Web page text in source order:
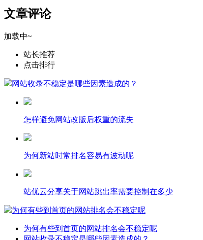
文章评论
加载中~
站长推荐
点击排行
网站收录不稳定是哪些因素造成的？
怎样避免网站改版后权重的流失
为何新站时常排名容易有波动呢
站优云分享关于网站跳出率需要控制在多少
为何有些到首页的网站排名会不稳定呢
为何有些到首页的网站排名会不稳定呢